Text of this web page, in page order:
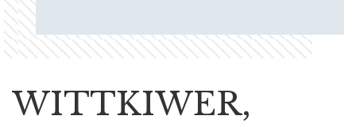
WITTKIWER,